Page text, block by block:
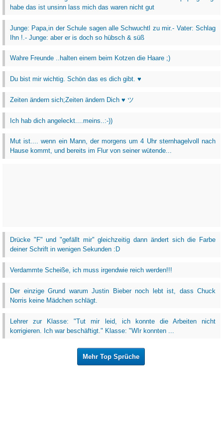
habe das ist unsinn lass mich das waren nicht gut
Junge: Papa,in der Schule sagen alle Schwuchtl zu mir.- Vater: Schlag
Ihn !.- Junge: aber er is doch so hübsch & süß
Wahre Freunde ..halten einem beim Kotzen die Haare ;)
Du bist mir wichtig. Schön das es dich gibt. ♥
Zeiten ändern sich;Zeiten ändern Dich ♥ ツ
Ich hab dich angeleckt....meins..:-))
Mut ist.... wenn ein Mann, der morgens um 4 Uhr sternhagelvoll nach
Hause kommt, und bereits im Flur von seiner wütende...
Drücke "F" und "gefällt mir" gleichzeitig dann ändert sich die Farbe
deiner Schrift in wenigen Sekunden :D
Verdammte Scheiße, ich muss irgendwie reich werden!!!
Der einzige Grund warum Justin Bieber noch lebt ist, dass Chuck
Norris keine Mädchen schlägt.
Lehrer zur Klasse: "Tut mir leid, ich konnte die Arbeiten nicht
korrigieren. Ich war beschäftigt." Klasse: "WIr konnten ...
Mehr Top Sprüche